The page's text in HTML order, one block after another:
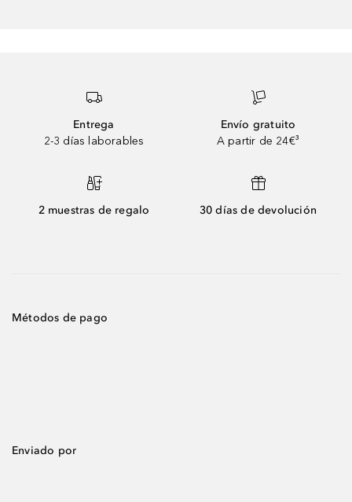
Entrega
2-3 días laborables
Envío gratuito
A partir de 24€³
2 muestras de regalo 30 días de devolución
Métodos de pago
Enviado por